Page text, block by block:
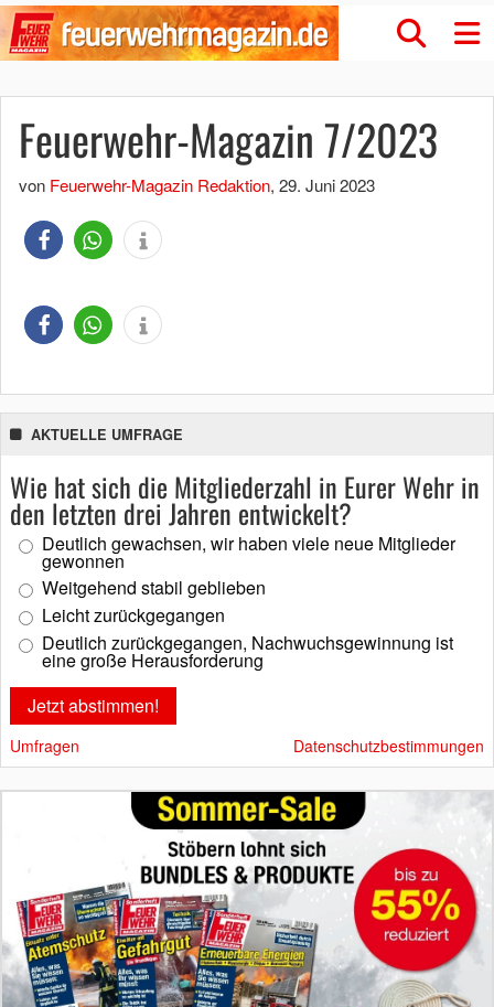
Feuerwehr-Magazin 7/2023
von Feuerwehr-Magazin Redaktion, 29. Juni 2023
AKTUELLE UMFRAGE
Wie hat sich die Mitgliederzahl in Eurer Wehr in
den letzten drei Jahren entwickelt?
Deutlich gewachsen, wir haben viele neue Mitglieder
gewonnen
Weitgehend stabil geblieben
Leicht zurückgegangen
Deutlich zurückgegangen, Nachwuchsgewinnung ist
eine große Herausforderung
Umfragen Datenschutzbestimmungen